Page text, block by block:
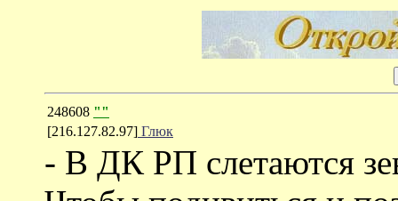
248608 ""
[216.127.82.97] Глюк
- В ДК РП слетаются